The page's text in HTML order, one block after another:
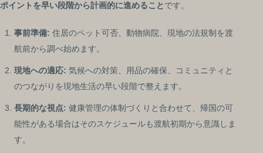
ポイントを早い段階から計画的に進めることです。
事前準備: 住居のペット可否、動物病院、現地の法規制を渡
航前から調べ始めます。
現地への適応: 気候への対策、用品の確保、コミュニティと
のつながりを現地生活の早い段階で整えます。
長期的な視点: 健康管理の体制づくりと合わせて、帰国の可
能性がある場合はそのスケジュールも渡航初期から意識しま
す。